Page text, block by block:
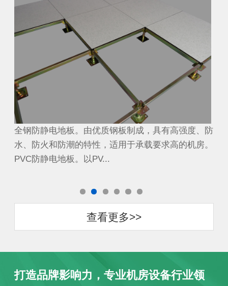
全钢防静电地板。由优质钢板制成，具有高强度、防
水、防火和防潮的特性，适用于承载要求高的机房。
PVC防静电地板。以PV...
查看更多>>
打造品牌影响力，专业机房设备行业领